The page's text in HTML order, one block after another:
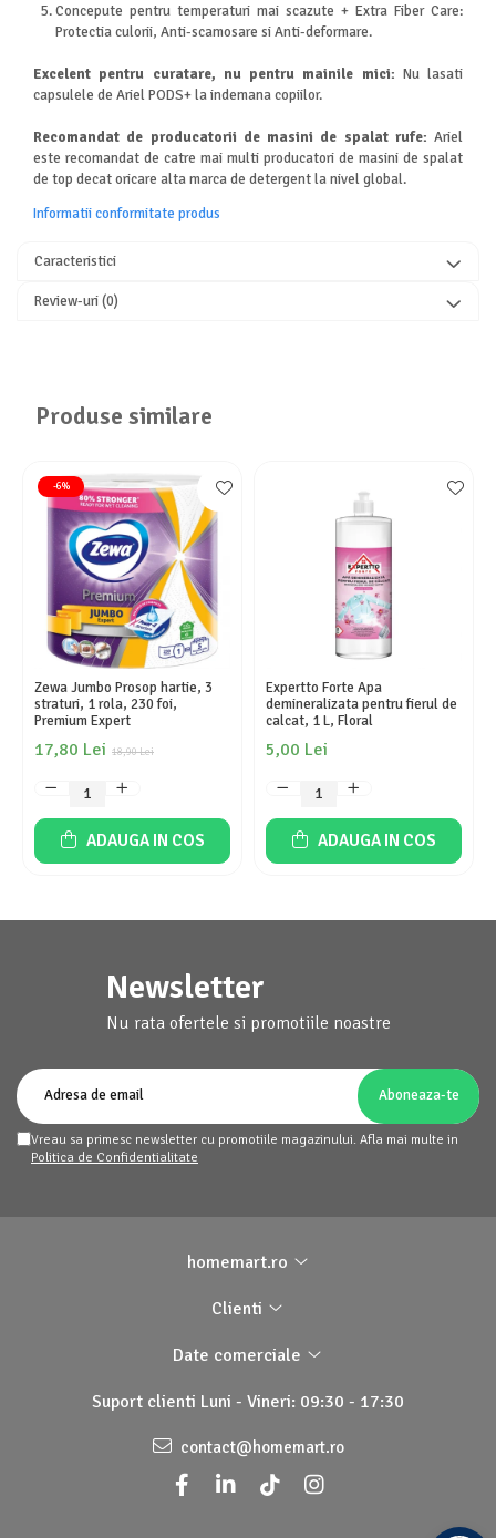
Concepute pentru temperaturi mai scazute + Extra Fiber Care:
Protectia culorii, Anti-scamosare si Anti-deformare.
Excelent pentru curatare, nu pentru mainile mici: Nu lasati
capsulele de Ariel PODS+ la indemana copiilor.
Recomandat de producatorii de masini de spalat rufe: Ariel
este recomandat de catre mai multi producatori de masini de spalat
de top decat oricare alta marca de detergent la nivel global.
Informatii conformitate produs
Caracteristici
Review-uri(0)
Produse similare
-6%
Zewa Jumbo Prosop hartie, 3
straturi, 1 rola, 230 foi,
Premium Expert
18,90 Lei
17,80 Lei
ADAUGA IN COS
Expertto Forte Apa
demineralizata pentru fierul de
calcat, 1 L, Floral
5,00 Lei
ADAUGA IN COS
Newsletter
Nu rata ofertele si promotiile noastre
Vreau sa primesc newsletter cu promotiile magazinului. Afla mai multe in
Politica de Confidentialitate
homemart.ro
Clienti
Date comerciale
Suport clienti Luni - Vineri: 09:30 - 17:30
contact@homemart.ro